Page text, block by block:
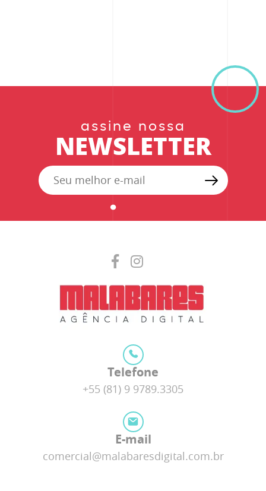
assine nossa
NEWSLETTER
Telefone
+55 (81) 9 9789.3305
E-mail
comercial@malabaresdigital.com.br